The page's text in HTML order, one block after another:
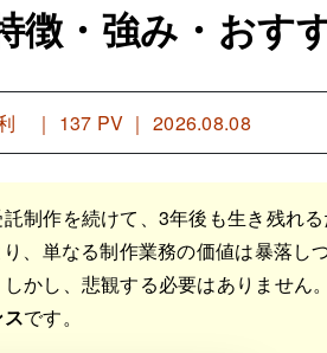
徴・強み・おす
｜ 137 PV ｜ 2026.08.08
託制作を続けて、3年後も生き残れる
、単なる制作業務の価値は暴落し
かし、悲観する必要はありません
です。